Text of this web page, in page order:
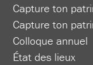
Capture ton
Capture ton
Colloque annuel
État des lieux